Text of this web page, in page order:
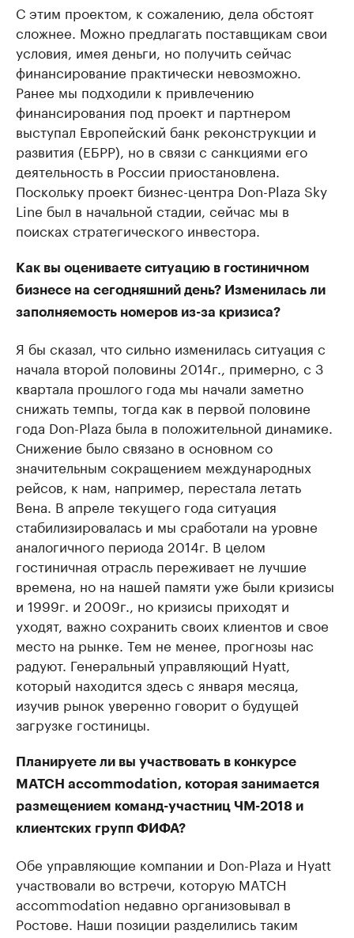
С этим проектом, к сожалению, дела обстоят
сложнее. Можно предлагать поставщикам свои
условия, имея деньги, но получить сейчас
финансирование практически невозможно.
Ранее мы подходили к привлечению
финансирования под проект и партнером
выступал Европейский банк реконструкции и
развития (ЕБРР), но в связи с санкциями его
деятельность в России приостановлена.
Поскольку проект бизнес-центра Don-Plaza Sky
Line был в начальной стадии, сейчас мы в
поисках стратегического инвестора.
Как вы оцениваете ситуацию в гостиничном
бизнесе на сегодняшний день? Изменилась ли
заполняемость номеров из-за кризиса?
Я бы сказал, что сильно изменилась ситуация с
начала второй половины 2014г., примерно, с 3
квартала прошлого года мы начали заметно
снижать темпы, тогда как в первой половине
года Don-Plaza была в положительной динамике.
Снижение было связано в основном со
значительным сокращением международных
рейсов, к нам, например, перестала летать
Вена. В апреле текущего года ситуация
стабилизировалась и мы сработали на уровне
аналогичного периода 2014г. В целом
гостиничная отрасль переживает не лучшие
времена, но на нашей памяти уже были кризисы
и 1999г. и 2009г., но кризисы приходят и
уходят, важно сохранить своих клиентов и свое
место на рынке. Тем не менее, прогнозы нас
радуют. Генеральный управляющий Hyatt,
который находится здесь с января месяца,
изучив рынок уверенно говорит о будущей
загрузке гостиницы.
Планируете ли вы участвовать в конкурсе
MATCH accommodation, которая занимается
размещением команд-участниц ЧМ-2018 и
клиентских групп ФИФА?
Обе управляющие компании и Don-Plaza и Hyatt
участвовали во встречи, которую MATCH
accommodation недавно организовывал в
Ростове. Наши позиции разделились таким